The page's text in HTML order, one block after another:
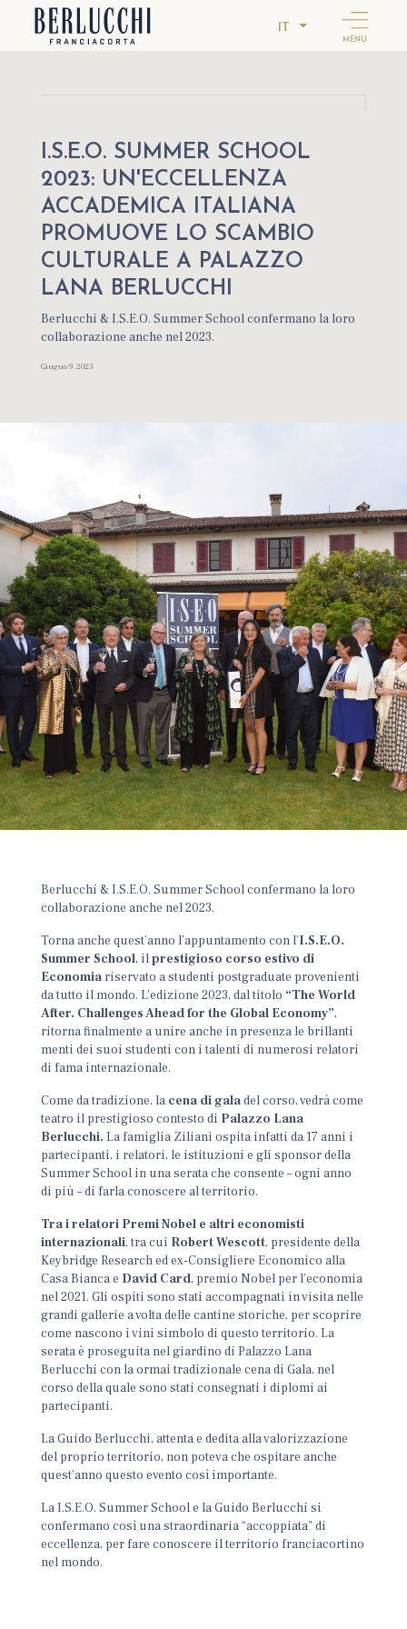
IT
MENU
I.S.E.O. SUMMER SCHOOL
2023: UN'ECCELLENZA
ACCADEMICA ITALIANA
PROMUOVE LO SCAMBIO
CULTURALE A PALAZZO
LANA BERLUCCHI
Berlucchi & I.S.E.O. Summer School confermano la loro
collaborazione anche nel 2023.
Giugno 9, 2023
Berlucchi & I.S.E.O. Summer School confermano la loro
collaborazione anche nel 2023.
Torna anche quest’anno l’appuntamento con l’I.S.E.O.
Summer School, ilprestigioso corso estivo di
Economia riservato a studenti postgraduate provenienti
da tutto il mondo. L’edizione 2023, dal titolo “The World
After. Challenges Ahead for the Global Economy”,
ritorna finalmente a unire anche in presenza le brillanti
menti dei suoi studenti con i talenti di numerosi relatori
di fama internazionale.
Come da tradizione, la cena di galadel corso, vedrà come
teatro il prestigioso contesto di Palazzo Lana
Berlucchi. La famiglia Ziliani ospita infatti da 17 anni i
partecipanti, i relatori, le istituzioni e gli sponsor della
Summer School in una serata che consente – ogni anno
di più – di farla conoscere al territorio.
Tra i relatori Premi Nobel e altri economisti
internazionali, tra cui Robert Wescott, presidente della
Keybridge Research ed ex-Consigliere Economico alla
Casa Bianca e David Card, premio Nobel per l’economia
nel 2021. Gli ospiti sono stati accompagnati in visita nelle
grandi gallerie a volta delle cantine storiche, per scoprire
come nascono i vini simbolo di questo territorio. La
serata è proseguita nel giardino di Palazzo Lana
Berlucchi con la ormai tradizionale cena di Gala, nel
corso della quale sono stati consegnati i diplomi ai
partecipanti.
La Guido Berlucchi, attenta e dedita alla valorizzazione
del proprio territorio, non poteva che ospitare anche
quest’anno questo evento così importante.
La I.S.E.O. Summer School e la Guido Berlucchi si
confermano così una straordinaria “accoppiata” di
eccellenza, per fare conoscere il territorio franciacortino
nel mondo.